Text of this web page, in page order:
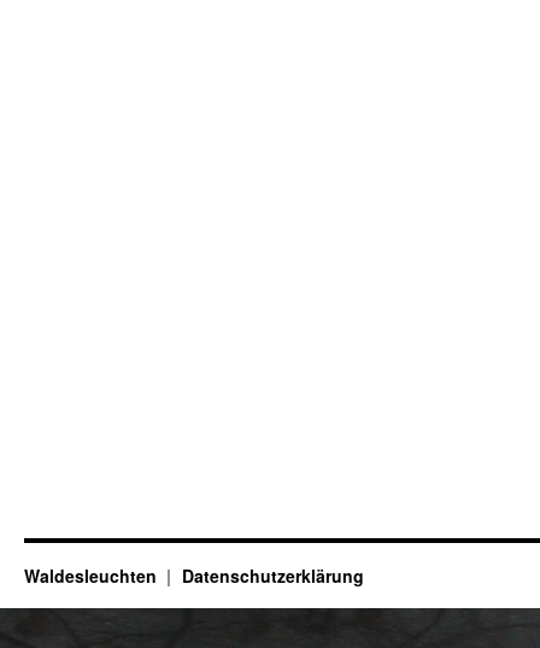
Waldesleuchten Datenschutzerklärung